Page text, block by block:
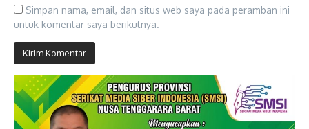
Simpan nama, email, dan situs web saya pada peramban ini
untuk komentar saya berikutnya.